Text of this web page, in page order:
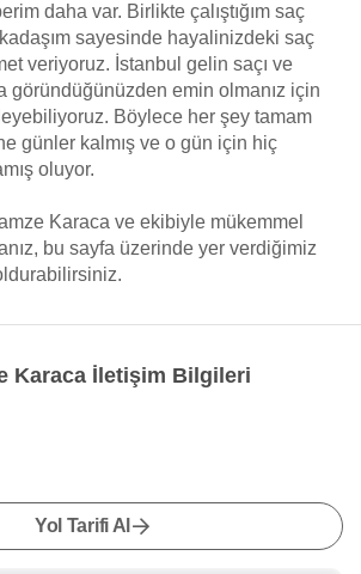
daha var. Birlikte çalıştığım saç
sayesinde hayalinizdeki saç
veriyoruz. İstanbul gelin saçı ve
göründüğünüzden emin olmanız için
Böylece her şey tamam
günler kalmış ve o gün için hiç
oluyor.
Karaca ve ekibiyle mükemmel
bu sayfa üzerinde yer verdiğimiz
Karaca İletişim Bilgileri
Yol Tarifi Al